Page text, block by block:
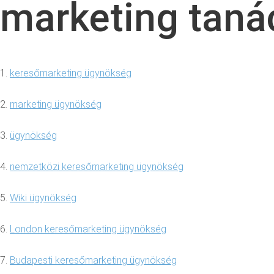
marketing
1. keresőmarketing ügynökség
2. marketing ügynökség
3. ügynökség
4. nemzetközi keresőmarketing ügynökség
5. Wiki ügynökség
6. London keresőmarketing ügynökség
7. Budapesti keresőmarketing ügynökség